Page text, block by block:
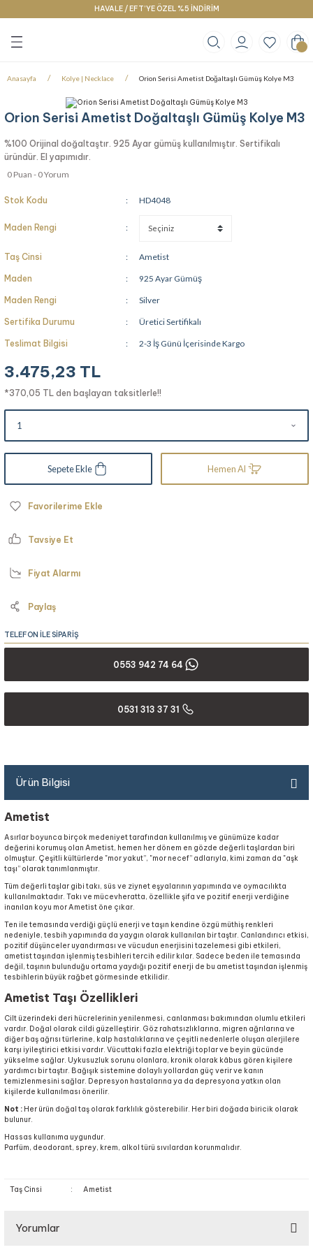
HAVALE / EFT’YE ÖZEL %5 İNDİRİM
Geri Dön
Geri Dön
Geri Dön
Anasayfa Kolye | Necklace Orion Serisi Ametist Doğaltaşlı Gümüş Kolye M3
Orion Serisi Ametist Doğaltaşlı Gümüş Kolye M3
%100 Orijinal doğaltaştır. 925 Ayar gümüş kullanılmıştır. Sertifikalı
üründür. El yapımıdır.
0 Puan - 0 Yorum
Stok Kodu HD4048
Maden Rengi
Taş Cinsi Ametist
Maden 925 Ayar Gümüş
Maden Rengi Silver
Sertifika Durumu Üretici Sertifikalı
Teslimat Bilgisi 2-3 İş Günü İçerisinde Kargo
3.475,23 TL
*370,05 TL den başlayan taksitlerle!!
Sepete Ekle Hemen Al
Tavsiye Et
Fiyat Alarmı
Paylaş
TELEFON İLE SİPARİŞ
0553 942 74 64
0531 313 37 31
Ürün Bilgisi
Ametist
Asırlar boyunca birçok medeniyet tarafından kullanılmış ve günümüze kadar
değerini korumuş olan Ametist, hemen her dönem en gözde değerli taşlardan biri
olmuştur. Çeşitli kültürlerde "mor yakut”, "mor necef” adlarıyla, kimi zaman da "aşk
taşı” olarak tanımlanmıştır.
Tüm değerli taşlar gibi takı, süs ve ziynet eşyalarının yapımında ve oymacılıkta
kullanılmaktadır. Takı ve mücevheratta, özellikle şifa ve pozitif enerji verdiğine
inanılan koyu mor Ametist öne çıkar.
Ten ile temasında verdiği güçlü enerji ve taşın kendine özgü müthiş renkleri
nedeniyle, tesbih yapımında da yaygın olarak kullanılan bir taştır. Canlandırıcı etkisi,
pozitif düşünceler uyandırması ve vücudun enerjisini tazelemesi gibi etkileri,
ametist taşından işlenmiş tesbihleri tercih edilir kılar. Sadece beden ile temasında
değil, taşının bulunduğu ortama yaydığı pozitif enerji de bu ametist taşından işlenmiş
tesbihlerin büyük rağbet görmesinde etkilidir.
Ametist Taşı Özellikleri
Cilt üzerindeki deri hücrelerinin yenilenmesi, canlanması bakımından olumlu etkileri
vardır. Doğal olarak cildi güzelleştirir. Göz rahatsızlıklarına, migren ağrılarına ve
diğer baş ağrısı türlerine, kalp hastalıklarına ve çeşitli nedenlerle oluşan alerjilere
karşı iyileştirici etkisi vardır. Vücuttaki fazla elektriği toplar ve beyin gücünde
yükselme sağlar. Uykusuzluk sorunu olanlara, kronik olarak kâbus gören kişilere
yardımcı bir taştır. Bağışık sistemine dolaylı yollardan güç verir ve kanın
temizlenmesini sağlar. Depresyon hastalarına ya da depresyona yatkın olan
kişilerde kullanılması önerilir.
Not : Her ürün doğal taş olarak farklılık gösterebilir. Her biri doğada biricik olarak
bulunur.
Hassas kullanıma uygundur.
Parfüm, deodorant, sprey, krem, alkol türü sıvılardan korunmalıdır.
Taş Cinsi : Ametist
Yorumlar